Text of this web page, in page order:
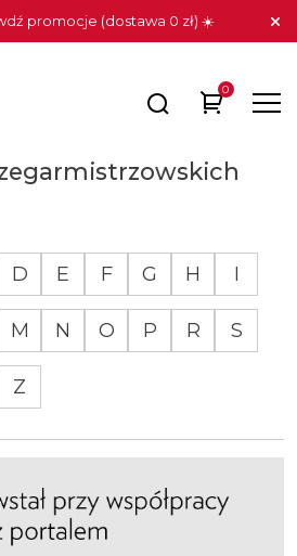
promocje (dostawa 0 zł) ☀️
0
D E F G H I
M N O P R S
Z